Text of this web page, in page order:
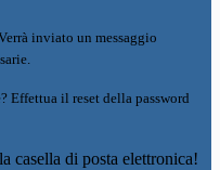
inviato un messaggio
Effettua il reset della password
casella di posta elettronica!